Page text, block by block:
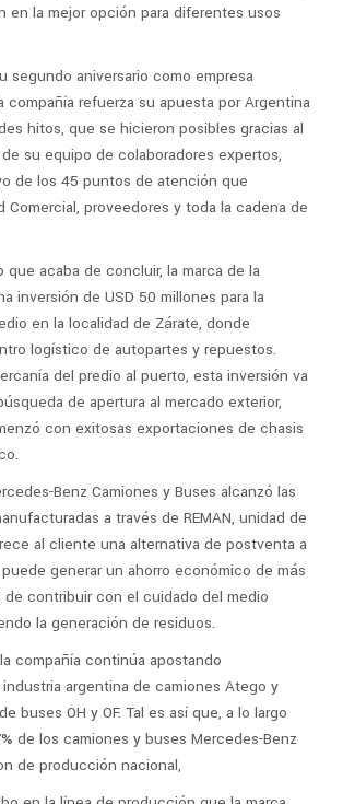
en la mejor opción para diferentes usos
segundo aniversario como empresa
compañía refuerza su apuesta por Argentina
hitos, que se hicieron posibles gracias al
su equipo de colaboradores expertos,
de los 45 puntos de atención que
Comercial, proveedores y toda la cadena de
que acaba de concluir, la marca de la
inversión de USD 50 millones para la
en la localidad de Zárate, donde
logístico de autopartes y repuestos.
del predio al puerto, esta inversión va
de apertura al mercado exterior,
con exitosas exportaciones de chasis
Benz Camiones y Buses alcanzó las
a través de REMAN, unidad de
al cliente una alternativa de postventa a
generar un ahorro económico de más
de contribuir con el cuidado del medio
la generación de residuos.
compañía continúa apostando
argentina de camiones Atego y
buses OH y OF. Tal es así que, a lo largo
de los camiones y buses Mercedes-Benz
de producción nacional,